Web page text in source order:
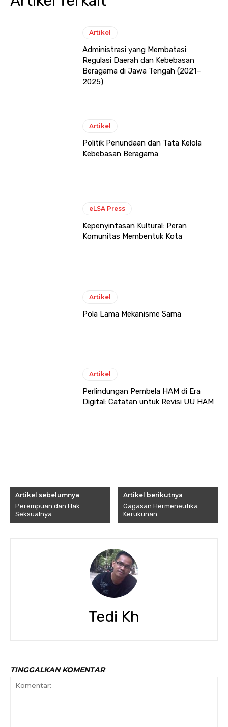
Artikel
Administrasi yang Membatasi:
Regulasi Daerah dan Kebebasan
Beragama di Jawa Tengah (2021–
2025)
Artikel
Politik Penundaan dan Tata Kelola
Kebebasan Beragama
eLSA Press
Kepenyintasan Kultural: Peran
Komunitas Membentuk Kota
Artikel
Pola Lama Mekanisme Sama
Artikel
Perlindungan Pembela HAM di Era
Digital: Catatan untuk Revisi UU HAM
Artikel sebelumnya
Perempuan dan Hak
Seksualnya
Artikel berikutnya
Gagasan Hermeneutika
Kerukunan
Tedi Kh
TINGGALKAN KOMENTAR